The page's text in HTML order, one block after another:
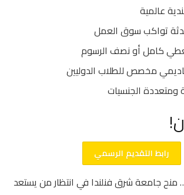
عالمية
تواكب سوق العمل
كامل أو نصف الرسوم
مخصص للطلاب الدوليين
ومتعددة الجنسيات
رابط التقديم الرسمي
جامعة شرق فنلندا في انتظار من يستعد